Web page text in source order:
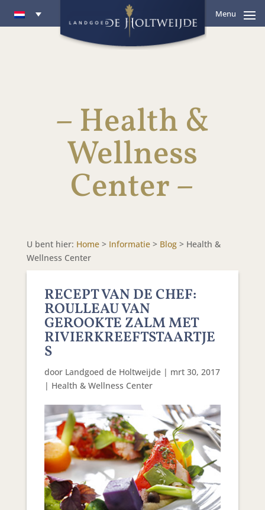
Menu
– Health &
Wellness
Center –
U bent hier: Home> Informatie> Blog> Health &
Wellness Center
RECEPT VAN DE CHEF:
ROULLEAU VAN
GEROOKTE ZALM MET
RIVIERKREEFTSTAARTJE
S
door Landgoed de Holtweijde| mrt 30, 2017
| Health & Wellness Center